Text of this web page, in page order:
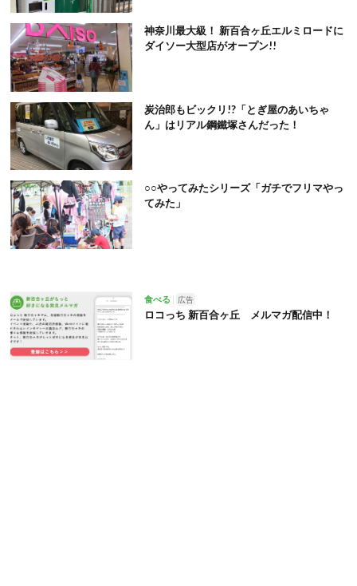
神奈川最大級！ 新百合ヶ丘エルミロードに
ダイソー大型店がオープン!!
炭治郎もビックリ!?「とぎ屋のあいちゃ
ん」はリアル鋼鐵塚さんだった！
○○やってみたシリーズ「ガチでフリマやっ
てみた」
食べる 広告
ロコっち 新百合ヶ丘 メルマガ配信中！